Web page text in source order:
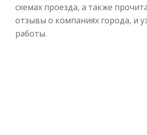
схемах проезда, а также
отзывы о компаниях города, и
работы.